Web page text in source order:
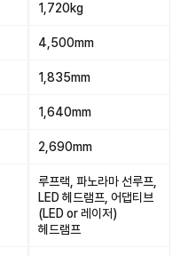
1,720kg
4,500mm
1,835mm
1,640mm
2,690mm
루프랙, 파노라마 선루프,
LED 헤드램프, 어댑티브
(LED or 레이저)
헤드램프